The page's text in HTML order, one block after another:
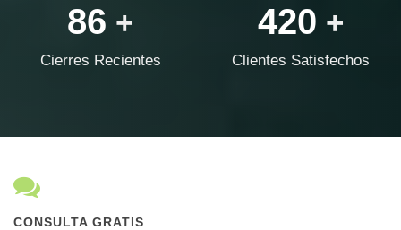
86 +
Cierres Recientes
420 +
Clientes Satisfechos
CONSULTA GRATIS